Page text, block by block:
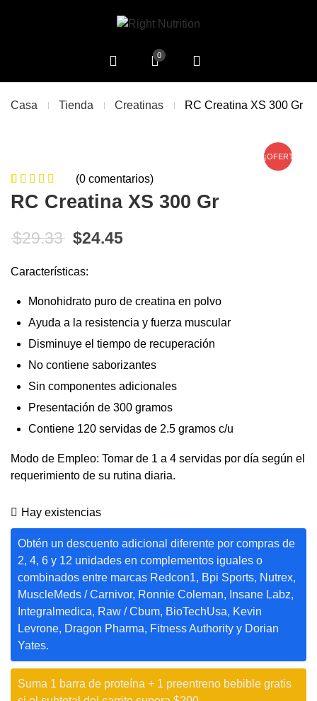
0
Casa Tienda Creatinas RC Creatina XS 300 Gr
¡OFERTA!
0de
5
0
customer
ratings
(0 comentarios)
RC Creatina XS 300 Gr
$29.33 El precio original era: $29.33.
$24.45El precio actual es:
Características:
Monohidrato puro de creatina en polvo
Ayuda a la resistencia y fuerza muscular
Disminuye el tiempo de recuperación
No contiene saborizantes
Sin componentes adicionales
Presentación de 300 gramos
Contiene 120 servidas de 2.5 gramos c/u
Modo de Empleo: Tomar de 1 a 4 servidas por día según el
requerimiento de su rutina diaria.
Hay existencias
Obtén un descuento adicional diferente por compras de
2, 4, 6 y 12 unidades en complementos iguales o
combinados entre marcas Redcon1, Bpi Sports, Nutrex,
MuscleMeds / Carnivor, Ronnie Coleman, Insane Labz,
Integralmedica, Raw / Cbum, BioTechUsa, Kevin
Levrone, Dragon Pharma, Fitness Authority y Dorian
Yates.
Suma 1 barra de proteína + 1 preentreno bebible gratis